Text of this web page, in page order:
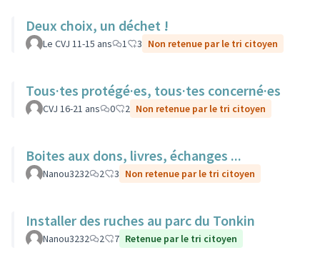
Deux choix, un déchet !
Le CVJ 11-15 ans 1 3 Non retenue par le tri citoyen
Tous·tes protégé·es, tous·tes concerné·es
CVJ 16-21 ans 0 2 Non retenue par le tri citoyen
Boites aux dons, livres, échanges ...
Nanou3232 2 3 Non retenue par le tri citoyen
Installer des ruches au parc du Tonkin
Nanou3232 2 7 Retenue par le tri citoyen